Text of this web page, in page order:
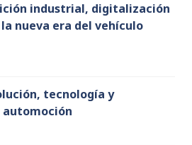
industrial, digitalización
nueva era del vehículo
tecnología y
automoción